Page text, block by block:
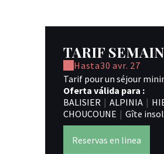
TARIF
Hasta30 avr. 27
Tarif pour un séjour
Oferta válida para :
BALISIER | ALPINIA |
CHOUCOUNE | Gîte
Reservas en linea